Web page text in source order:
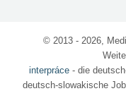
© 2013 - 2026,
interpráce- die
deutsch-slowakische